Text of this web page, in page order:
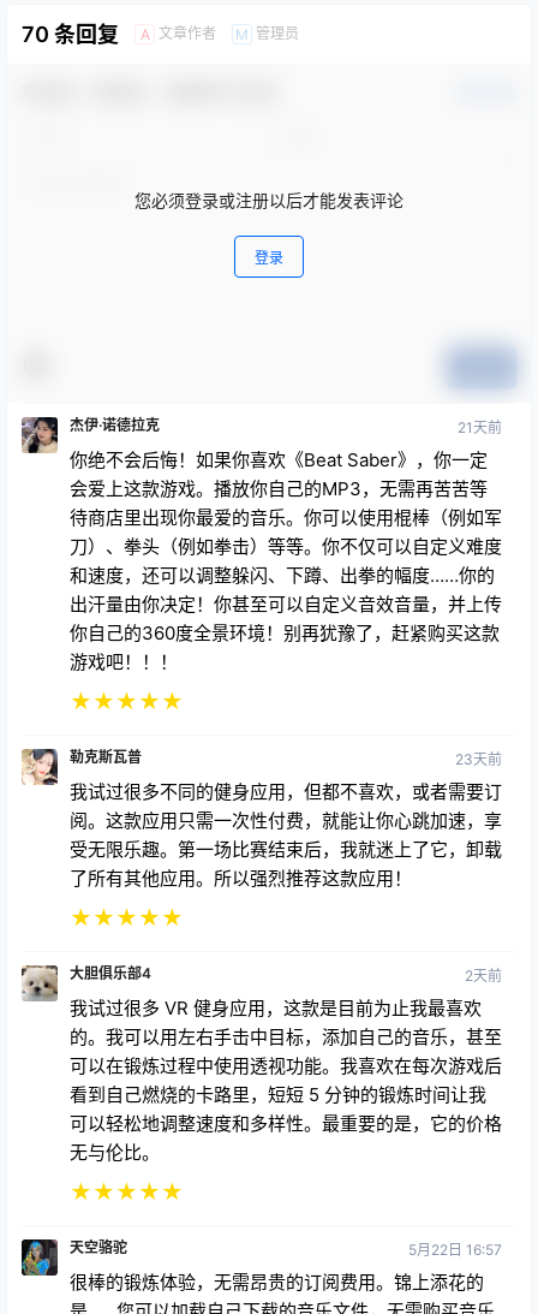
70 条回复 A 文章作者 M 管理员
您必须登录或注册以后才能发表评论
登录
杰伊·诺德拉克 21天前
你绝不会后悔！如果你喜欢《Beat Saber》，你一定
会爱上这款游戏。播放你自己的MP3，无需再苦苦等
待商店里出现你最爱的音乐。你可以使用棍棒（例如军
刀）、拳头（例如拳击）等等。你不仅可以自定义难度
和速度，还可以调整躲闪、下蹲、出拳的幅度……你的
出汗量由你决定！你甚至可以自定义音效音量，并上传
你自己的360度全景环境！别再犹豫了，赶紧购买这款
游戏吧！！！
★★★★★
勒克斯瓦普 23天前
我试过很多不同的健身应用，但都不喜欢，或者需要订
阅。这款应用只需一次性付费，就能让你心跳加速，享
受无限乐趣。第一场比赛结束后，我就迷上了它，卸载
了所有其他应用。所以强烈推荐这款应用！
★★★★★
大胆俱乐部4 2天前
我试过很多 VR 健身应用，这款是目前为止我最喜欢
的。我可以用左右手击中目标，添加自己的音乐，甚至
可以在锻炼过程中使用透视功能。我喜欢在每次游戏后
看到自己燃烧的卡路里，短短 5 分钟的锻炼时间让我
可以轻松地调整速度和多样性。最重要的是，它的价格
无与伦比。
★★★★★
天空骆驼 5月22日 16:57
很棒的锻炼体验，无需昂贵的订阅费用。锦上添花的